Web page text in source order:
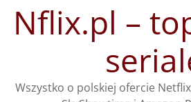
treściNflix.pl –
Wszystko o polskiej ofercie